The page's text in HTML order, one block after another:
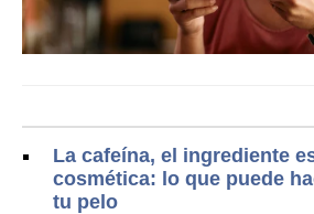
La cafeína, el ingrediente
cosmética: lo que puede
tu pelo